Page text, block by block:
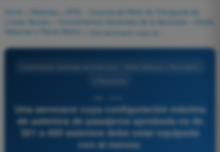
Home Materias
ATPL - Licencia de Piloto de Transporte de
Líneas Aéreas
Conocimientos Generales de la Aeronave - Célula,
Sistemas y Planta Motriz
Una aeronave cuya configuración máxima
de asientos de pasajeros aprobada es de
301 a 400 asientos debe estar equipada
con al menos: